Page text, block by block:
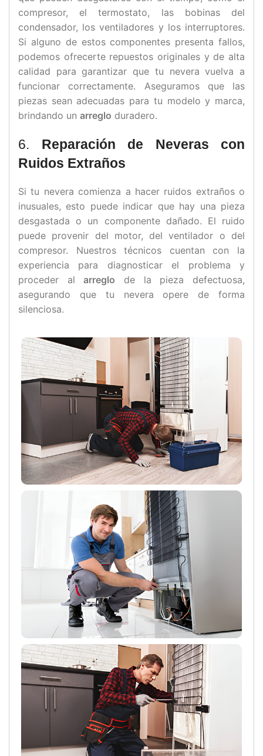
compresor, el termostato, las bobinas del
condensador, los ventiladores y los interruptores.
Si alguno de estos componentes presenta fallos,
podemos ofrecerte repuestos originales y de alta
calidad para garantizar que tu nevera vuelva a
funcionar correctamente. Aseguramos que las
piezas sean adecuadas para tu modelo y marca,
brindando un arreglo duradero.
6. Reparación de Neveras con
Ruidos Extraños
Si tu nevera comienza a hacer ruidos extraños o
inusuales, esto puede indicar que hay una pieza
desgastada o un componente dañado. El ruido
puede provenir del motor, del ventilador o del
compresor. Nuestros técnicos cuentan con la
experiencia para diagnosticar el problema y
proceder alarreglo de la pieza defectuosa,
asegurando que tu nevera opere de forma
silenciosa.